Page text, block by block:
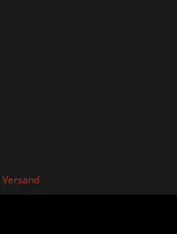
Versand